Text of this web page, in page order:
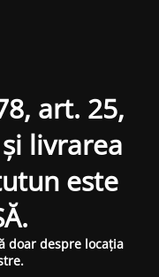
art. 25,
livrarea
este
doar despre locația